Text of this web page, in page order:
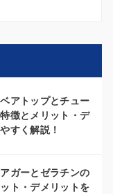
アトップとチュー
徴とメリット・デ
すく解説！
ガーとゼラチンの
ト・デメリットを